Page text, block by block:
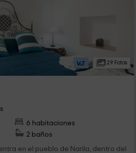
29 Fotos
6 habitaciones
2 baños
en el pueblo de Narila, dentro del